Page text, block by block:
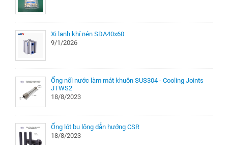
Xi lanh khí nén SDA40x60
9/1/2026
Ống nối nước làm mát khuôn SUS304 - Cooling Joints
JTWS2
18/8/2023
Ống lót bu lông dẫn hướng CSR
18/8/2023